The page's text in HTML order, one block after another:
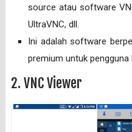
source atau software
UltraVNC, dll.
Ini adalah software
premium untuk pengguna
2. VNC Viewer